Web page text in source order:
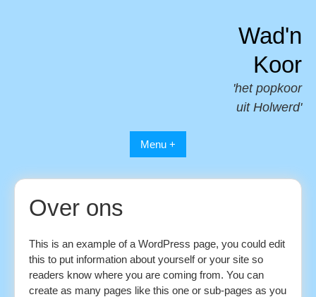
Wad'n
Koor
'het popkoor
uit Holwerd'
Menu +
Over ons
This is an example of a WordPress page, you could edit
this to put information about yourself or your site so
readers know where you are coming from. You can
create as many pages like this one or sub-pages as you